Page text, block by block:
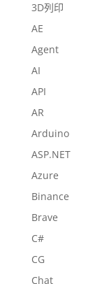
3D列印
AE
Agent
AI
API
AR
Arduino
ASP.NET
Azure
Binance
Brave
C#
CG
Chat